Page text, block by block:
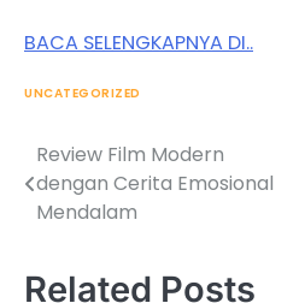
BACA SELENGKAPNYA DI..
UNCATEGORIZED
Post
navigation
Review Film Modern
dengan Cerita Emosional
Mendalam
Related Posts